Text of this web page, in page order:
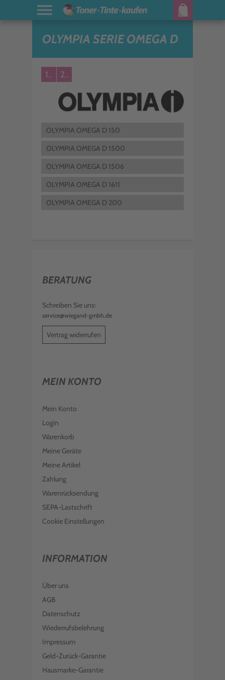
OLYMPIA SERIE OMEGA D
1.. 2..
OLYMPIA OMEGA D 150
OLYMPIA OMEGA D 1500
OLYMPIA OMEGA D 1506
OLYMPIA OMEGA D 1611
OLYMPIA OMEGA D 200
BERATUNG
Schreiben Sie uns:
service@wiegand-gmbh.de
Vertrag widerrufen
MEIN KONTO
Mein Konto
Login
Warenkorb
Meine Geräte
Meine Artikel
Zahlung
Warenrücksendung
SEPA-Lastschrift
Cookie Einstellungen
INFORMATION
Über uns
AGB
Datenschutz
Wiederrufsbelehrung
Impressum
Geld-Zurück-Garantie
Hausmarke-Garantie